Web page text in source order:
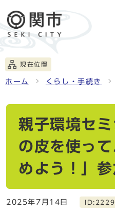
現在位置
ホーム くらし・手続き
親子環境セ
の皮を使っ
めよう！」
2025年7月14日